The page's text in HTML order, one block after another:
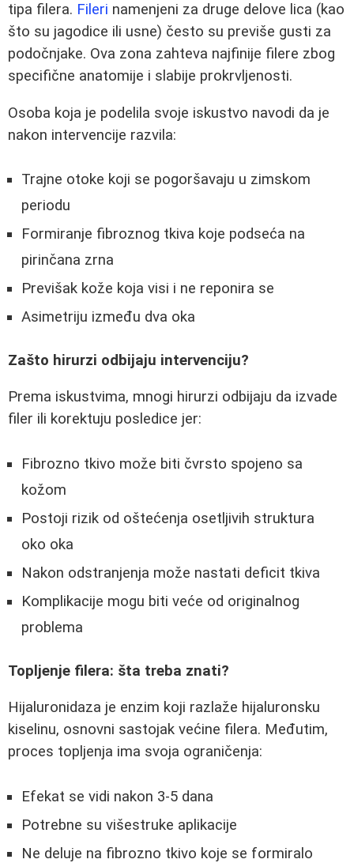
tipa filera. Fileri namenjeni za druge delove lica (kao
što su jagodice ili usne) često su previše gusti za
podočnjake. Ova zona zahteva najfinije filere zbog
specifične anatomije i slabije prokrvljenosti.
Osoba koja je podelila svoje iskustvo navodi da je
nakon intervencije razvila:
Trajne otoke koji se pogoršavaju u zimskom
periodu
Formiranje fibroznog tkiva koje podseća na
pirinčana zrna
Previšak kože koja visi i ne reponira se
Asimetriju između dva oka
Zašto hirurzi odbijaju intervenciju?
Prema iskustvima, mnogi hirurzi odbijaju da izvade
filer ili korektuju posledice jer:
Fibrozno tkivo može biti čvrsto spojeno sa
kožom
Postoji rizik od oštećenja osetljivih struktura
oko oka
Nakon odstranjenja može nastati deficit tkiva
Komplikacije mogu biti veće od originalnog
problema
Topljenje filera: šta treba znati?
Hijaluronidaza je enzim koji razlaže hijaluronsku
kiselinu, osnovni sastojak većine filera. Međutim,
proces topljenja ima svoja ograničenja:
Efekat se vidi nakon 3-5 dana
Potrebne su višestruke aplikacije
Ne deluje na fibrozno tkivo koje se formiralo